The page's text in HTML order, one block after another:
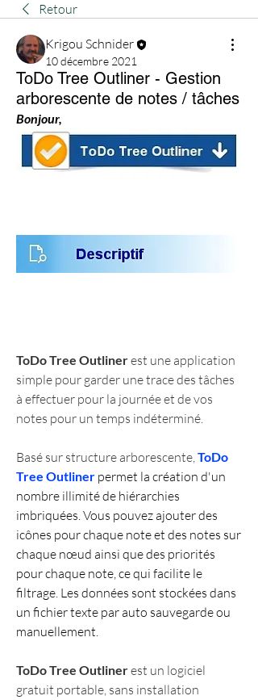
Retour
Krigou Schnider
10 décembre 2021
ToDo Tree Outliner - Gestion
arborescente de notes / tâches
Bonjour,
ToDo Tree Outliner est une application
simple pour garder une trace des tâches
à effectuer pour la journée et de vos
notes pour un temps indéterminé.
Basé sur structure arborescente, ToDo
Tree Outliner permet la création d'un
nombre illimité de hiérarchies
imbriquées. Vous pouvez ajouter des
icônes pour chaque note et des notes sur
chaque nœud ainsi que des priorités
pour chaque note, ce qui facilite le
filtrage. Les données sont stockées dans
un fichier texte par auto sauvegarde ou
manuellement.
ToDo Tree Outliner est un logiciel
gratuit portable, sans installation